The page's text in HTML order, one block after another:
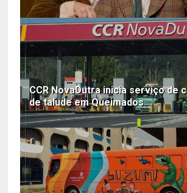
CCR NovaDutra inicia serviço de
de talude em Queimados